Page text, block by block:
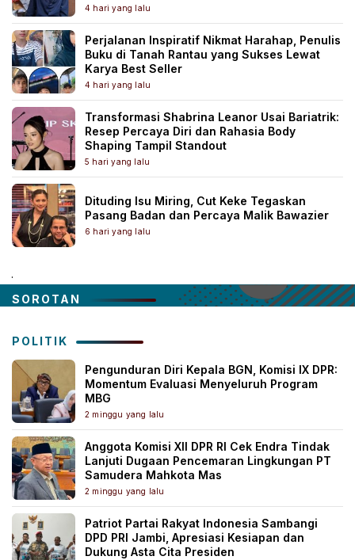
4 hari yang lalu
Perjalanan Inspiratif Nikmat Harahap, Penulis
Buku di Tanah Rantau yang Sukses Lewat
Karya Best Seller
4 hari yang lalu
Transformasi Shabrina Leanor Usai Bariatrik:
Resep Percaya Diri dan Rahasia Body
Shaping Tampil Standout
5 hari yang lalu
Dituding Isu Miring, Cut Keke Tegaskan
Pasang Badan dan Percaya Malik Bawazier
6 hari yang lalu
.
SOROTAN
POLITIK
Pengunduran Diri Kepala BGN, Komisi IX DPR:
Momentum Evaluasi Menyeluruh Program
MBG
2 minggu yang lalu
Anggota Komisi XII DPR RI Cek Endra Tindak
Lanjuti Dugaan Pencemaran Lingkungan PT
Samudera Mahkota Mas
2 minggu yang lalu
Patriot Partai Rakyat Indonesia Sambangi
DPD PRI Jambi, Apresiasi Kesiapan dan
Dukung Asta Cita Presiden